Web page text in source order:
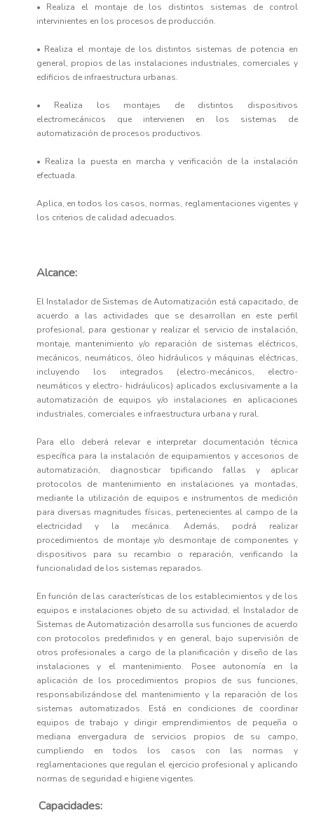
• Realiza el montaje de los distintos sistemas de control
intervinientes en los procesos de producción.
• Realiza el montaje de los distintos sistemas de potencia en
general, propios de las instalaciones industriales, comerciales y
edificios de infraestructura urbanas.
• Realiza los montajes de distintos dispositivos
electromecánicos que intervienen en los sistemas de
automatización de procesos productivos.
• Realiza la puesta en marcha y verificación de la instalación
efectuada.
Aplica, en todos los casos, normas, reglamentaciones vigentes y
los criterios de calidad adecuados.
Alcance:
El Instalador de Sistemas de Automatización está capacitado, de
acuerdo a las actividades que se desarrollan en este perfil
profesional, para gestionar y realizar el servicio de instalación,
montaje, mantenimiento y/o reparación de sistemas eléctricos,
mecánicos, neumáticos, óleo hidráulicos y máquinas eléctricas,
incluyendo los integrados (electro-mecánicos, electro-
neumáticos y electro- hidráulicos) aplicados exclusivamente a la
automatización de equipos y/o instalaciones en aplicaciones
industriales, comerciales e infraestructura urbana y rural.
Para ello deberá relevar e interpretar documentación técnica
específica para la instalación de equipamientos y accesorios de
automatización, diagnosticar tipificando fallas y aplicar
protocolos de mantenimiento en instalaciones ya montadas,
mediante la utilización de equipos e instrumentos de medición
para diversas magnitudes físicas, pertenecientes al campo de la
electricidad y la mecánica. Además, podrá realizar
procedimientos de montaje y/o desmontaje de componentes y
dispositivos para su recambio o reparación, verificando la
funcionalidad de los sistemas reparados.
En función de las características de los establecimientos y de los
equipos e instalaciones objeto de su actividad, el Instalador de
Sistemas de Automatización desarrolla sus funciones de acuerdo
con protocolos predefinidos y en general, bajo supervisión de
otros profesionales a cargo de la planificación y diseño de las
instalaciones y el mantenimiento. Posee autonomía en la
aplicación de los procedimientos propios de sus funciones,
responsabilizándose del mantenimiento y la reparación de los
sistemas automatizados. Está en condiciones de coordinar
equipos de trabajo y dirigir emprendimientos de pequeña o
mediana envergadura de servicios propios de su campo,
cumpliendo en todos los casos con las normas y
reglamentaciones que regulan el ejercicio profesional y aplicando
normas de seguridad e higiene vigentes.
Capacidades: